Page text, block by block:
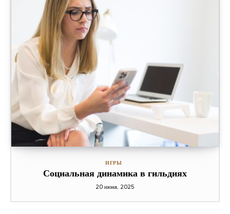
ИГРЫ
Социальная динамика в гильдиях
20 июня, 2025